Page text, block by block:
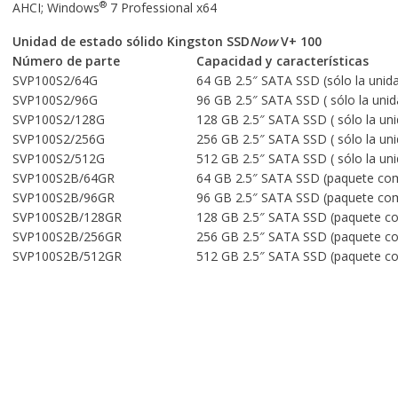
AHCI; Windows®7 Professional x64
Unidad de estado sólido Kingston SSDNowV+ 100
Número de parte
Capacidad y características
SVP100S2/64G
64 GB 2.5″ SATA SSD (sólo la
SVP100S2/96G
96 GB 2.5″ SATA SSD ( sólo la
SVP100S2/128G
128 GB 2.5″ SATA SSD ( sólo la
SVP100S2/256G
256 GB 2.5″ SATA SSD ( sólo la
SVP100S2/512G
512 GB 2.5″ SATA SSD ( sólo la
SVP100S2B/64GR
64 GB 2.5″ SATA SSD (paquete
SVP100S2B/96GR
96 GB 2.5″ SATA SSD (paquete
SVP100S2B/128GR
128 GB 2.5″ SATA SSD (paquete
SVP100S2B/256GR
256 GB 2.5″ SATA SSD (paquete
SVP100S2B/512GR
512 GB 2.5″ SATA SSD (paquete